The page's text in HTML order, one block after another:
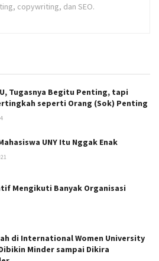
copywriting, dan SEO.
Tugasnya Begitu Penting, tapi
seperti Orang (Sok) Penting
UNY Itu Nggak Enak
Mengikuti Banyak Organisasi
di International Women University
Minder sampai Dikira